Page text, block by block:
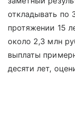
откладывать по
протяжении 15
около 2,3 млн
выплаты
десяти лет,